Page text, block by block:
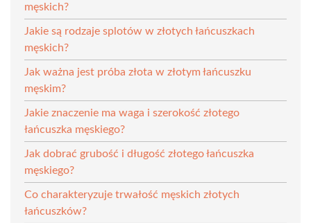
męskich?
Jakie są rodzaje splotów w złotych łańcuszkach
męskich?
Jak ważna jest próba złota w złotym łańcuszku
męskim?
Jakie znaczenie ma waga i szerokość złotego
łańcuszka męskiego?
Jak dobrać grubość i długość złotego łańcuszka
męskiego?
Co charakteryzuje trwałość męskich złotych
łańcuszków?